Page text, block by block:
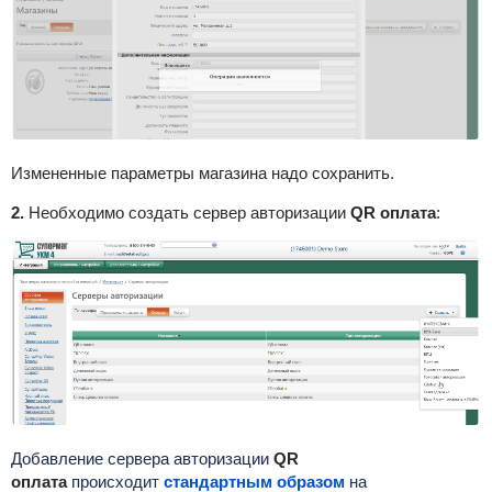
Измененные параметры магазина надо сохранить.
2.Необходимо создать сервер авторизации QR оплата:
Добавление сервера авторизации QR
оплата происходит стандартным образом на